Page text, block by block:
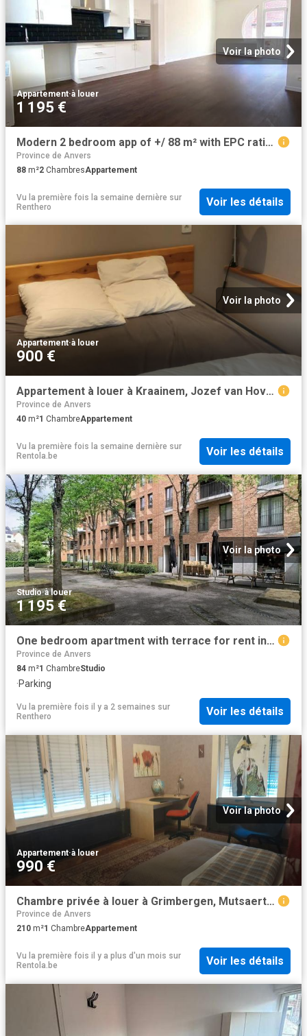
Voir la photo
Appartement·à louer
1 195 €
Modern 2 bedroom app of +/ 88 m² with EPC rating A
Province de Anvers
88 m²2 ChambresAppartement
Vu la première fois la semaine dernière sur
Renthero
Voir les détails
Voir la photo
Appartement·à louer
900 €
Appartement à louer à Kraainem, Jozef van Hovestraat
Province de Anvers
40 m²1 ChambreAppartement
Vu la première fois la semaine dernière sur
Rentola.be
Voir les détails
Voir la photo
Studio·à louer
1 195 €
One bedroom apartment with terrace for rent in Leuven
Province de Anvers
84 m²1 ChambreStudio
·Parking
Vu la première fois il y a 2 semaines sur
Renthero
Voir les détails
Voir la photo
Appartement·à louer
990 €
Chambre privée à louer à Grimbergen, Mutsaertplaats
Province de Anvers
210 m²1 ChambreAppartement
Vu la première fois il y a plus d'un mois sur
Rentola.be
Voir les détails